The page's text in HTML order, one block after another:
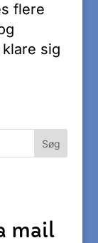
flere
sig
mail